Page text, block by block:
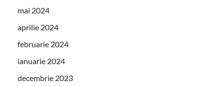
mai 2024
aprilie 2024
februarie 2024
ianuarie 2024
decembrie 2023